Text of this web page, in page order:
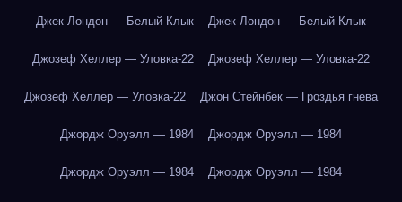
Джек Лондон — Белый Клык Джек Лондон — Белый Клык
Джозеф Хеллер — Уловка-22 Джозеф Хеллер — Уловка-22
Джозеф Хеллер — Уловка-22 Джон Стейнбек — Гроздья гнева
Джордж Оруэлл — 1984 Джордж Оруэлл — 1984
Джордж Оруэлл — 1984 Джордж Оруэлл — 1984